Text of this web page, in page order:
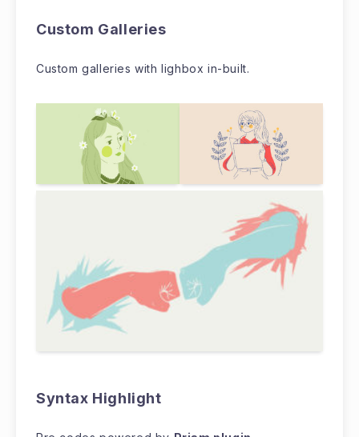
Custom Galleries
Custom galleries with lighbox in-built.
Syntax Highlight